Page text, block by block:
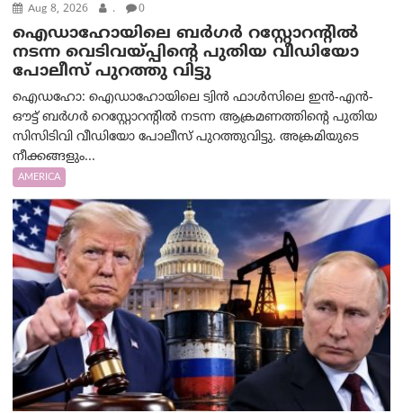
Aug 8, 2026 . 0
ഐഡാഹോയിലെ ബർഗർ റസ്റ്റോറന്റിൽ
നടന്ന വെടിവയ്പ്പിന്റെ പുതിയ വീഡിയോ
പോലീസ് പുറത്തു വിട്ടു
ഐഡഹോ: ഐഡാഹോയിലെ ട്വിൻ ഫാൾസിലെ ഇൻ-എൻ-
ഔട്ട് ബർഗർ റെസ്റ്റോറന്റിൽ നടന്ന ആക്രമണത്തിന്റെ പുതിയ
സിസിടിവി വീഡിയോ പോലീസ് പുറത്തുവിട്ടു. അക്രമിയുടെ
നീക്കങ്ങളും...
AMERICA